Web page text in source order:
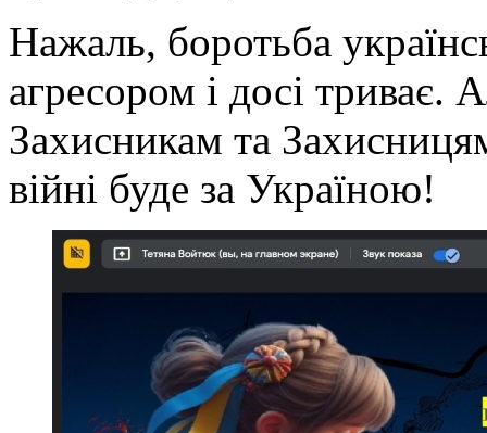
Нажаль, боротьба
агресором і досі
Захисникам та
війні буде за Україною!